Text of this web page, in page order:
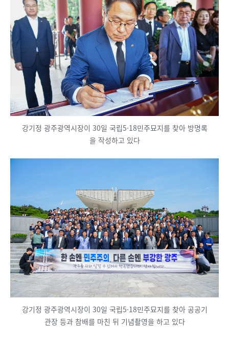
강기정 광주광역시장이 30일 국립5·18민주묘지를 찾아 방명록
을 작성하고 있다
강기정 광주광역시장이 30일 국립5·18민주묘지를 찾아 공공기
관장 등과 참배를 마친 뒤 기념촬영을 하고 있다